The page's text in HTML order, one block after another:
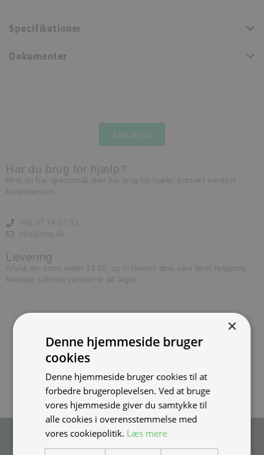
Specifikationer
Dokumenter
Kontakt os
Har du brug for hjælp?
Hvis du har spørgsmål eller har brug for hjælp, kontakt venligst
kundeservice.
Levering
Afslut din ordre inden 14.00, og vi leverer dine vare først følgende
hverdag såfremt varerne er på lager.
Tilmeld nyhedsmail
×
Denne hjemmeside bruger
cookies
Denne hjemmeside bruger cookies til at
forbedre brugeroplevelsen. Ved at bruge
vores hjemmeside giver du samtykke til
alle cookies i overensstemmelse med
vores cookiepolitik. Læs mere